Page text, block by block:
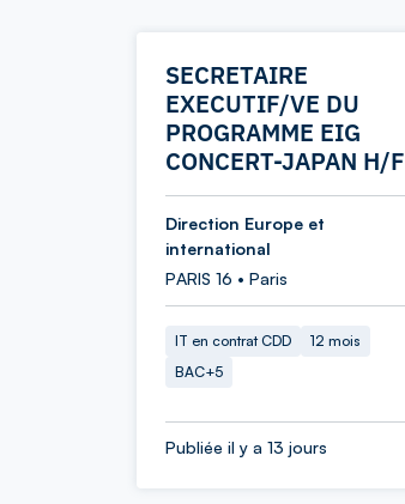
SECRETAIRE
EXECUTIF/VE DU
PROGRAMME EIG
CONCERT-JAPAN H/F
Direction Europe et
international
PARIS 16 • Paris
IT en contrat CDD
12 mois
BAC+5
Publiée il y a 13 jours